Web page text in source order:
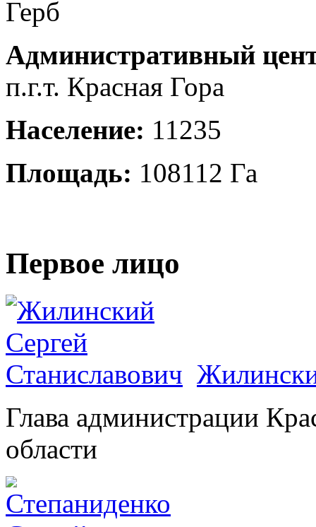
Административный
п.г.т. Красная Гора
Население: 11235
Площадь: 108112 Га
Первое лицо
Глава администрации
области